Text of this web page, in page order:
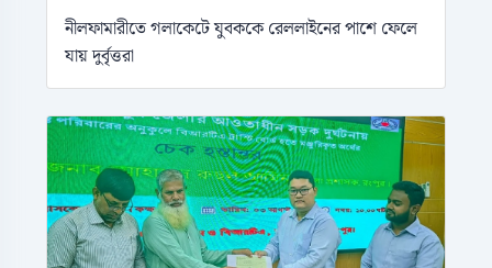
নীলফামারীতে গলাকেটে যুবককে রেললাইনের পাশে ফেলে
যায় দুর্বৃত্তরা